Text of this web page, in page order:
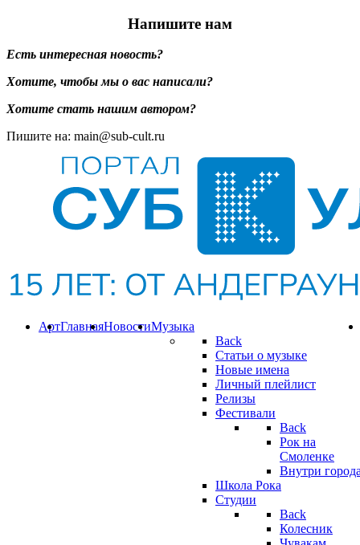
Напишите нам
Есть интересная новость?
Хотите, чтобы мы о вас написали?
Хотите стать нашим автором?
Пишите на: main@sub-cult.ru
Музыка
Back
Статьи о музыке
Новые имена
Личный плейлист
Релизы
Фестивали
Back
Рок на
Смоленке
Внутри
Школа Рока
Студии
Back
Колесник
Новости
Главная
Арт